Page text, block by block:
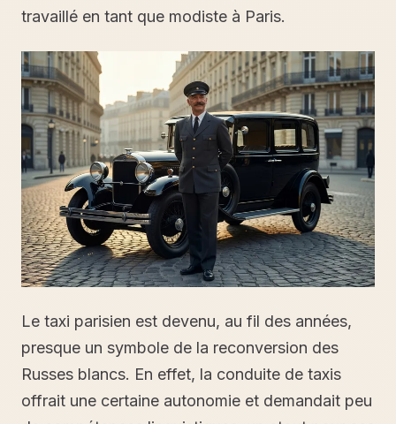
travaillé en tant que modiste à Paris.
Le taxi parisien est devenu, au fil des années,
presque un symbole de la reconversion des
Russes blancs. En effet, la conduite de taxis
offrait une certaine autonomie et demandait peu